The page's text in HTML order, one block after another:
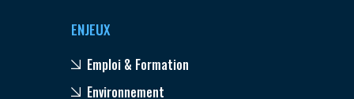
ENJEUX
Emploi & Formation
Environnement